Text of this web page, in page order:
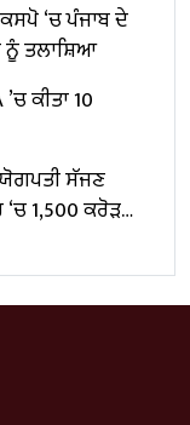
‘ਚ ਪੰਜਾਬ ਦੇ
ਨੂੰ ਤਲਾਸ਼ਿਆ
ਕੀਤਾ 10
ਸੱਜਣ
₹1,500 ਕਰੋੜ